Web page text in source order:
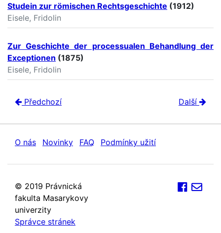
Studein zur römischen Rechtsgeschichte (1912)
Eisele, Fridolin
Zur Geschichte der processualen Behandlung der
Exceptionen (1875)
Eisele, Fridolin
Předchozí Další
O nás Novinky FAQ Podmínky užití
© 2019 Právnická
fakulta Masarykovy
univerzity
Správce stránek